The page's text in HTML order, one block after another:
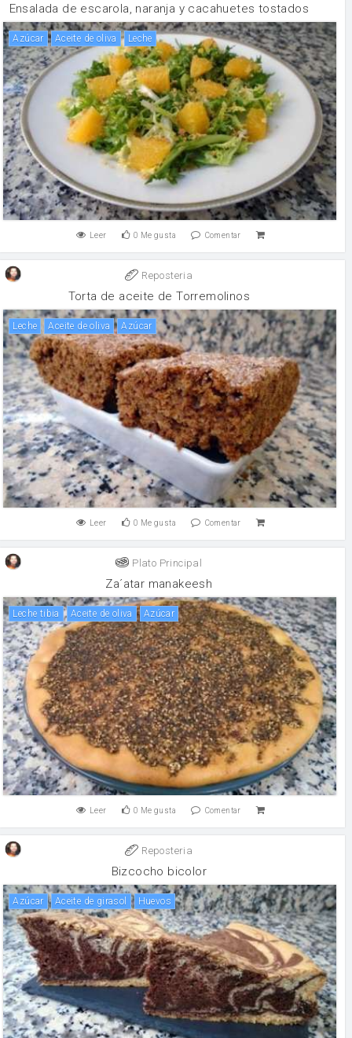
Ensalada de escarola, naranja y cacahuetes tostados
Azúcar aceite de oliva leche
Leer 0 Me gusta Comentar
Reposteria
Torta de aceite de Torremolinos
leche aceite de oliva Azúcar
Leer 0 Me gusta Comentar
Plato Principal
Za´atar manakeesh
Leche tibia aceite de oliva Azúcar
Leer 0 Me gusta Comentar
Reposteria
Bizcocho bicolor
Azúcar aceite de girasol huevos